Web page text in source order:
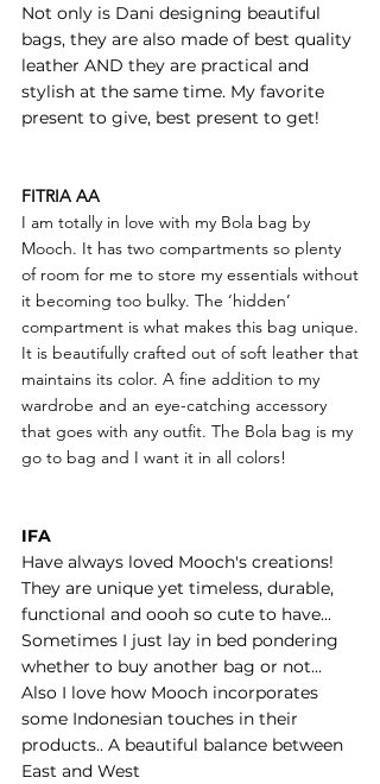
Not only is Dani designing beautiful
bags, they are also made of best quality
leather AND they are practical and
stylish at the same time. My favorite
present to give, best present to get!
FITRIA AA
I am totally in love with my Bola bag by
Mooch. It has two compartments so plenty
of room for me to store my essentials without
it becoming too bulky. The ‘hidden’
compartment is what makes this bag unique.
It is beautifully crafted out of soft leather that
maintains its color. A fine addition to my
wardrobe and an eye-catching accessory
that goes with any outfit. The Bola bag is my
go to bag and I want it in all colors!
IFA
Have always loved Mooch's creations!
They are unique yet timeless, durable,
functional and oooh so cute to have...
Sometimes I just lay in bed pondering
whether to buy another bag or not...
Also I love how Mooch incorporates
some Indonesian touches in their
products.. A beautiful balance between
East and West ️